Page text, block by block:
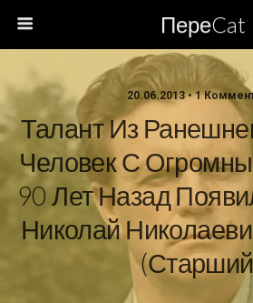
ПереCat
20.06.2013 • 1
Талант Из
Человек С
90 Лет Назад
Николай